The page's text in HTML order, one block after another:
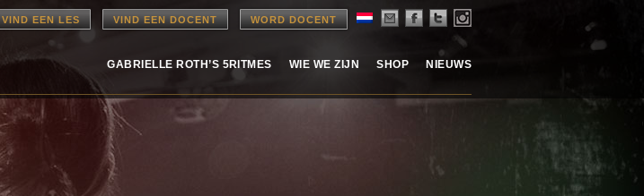
VIND EEN LES VIND EEN DOCENT WORD DOCENT
GABRIELLE ROTH’S 5RITMES WIE WE ZIJN SHOP NIEUWS